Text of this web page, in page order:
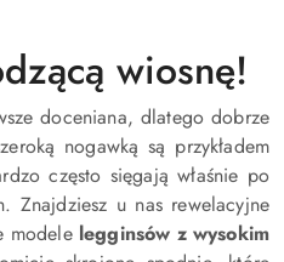
wiosnę!
doceniana, dlatego dobrze
nogawką są przykładem
często sięgają właśnie po
Znajdziesz u nas rewelacyjne
modele legginsów z wysokim